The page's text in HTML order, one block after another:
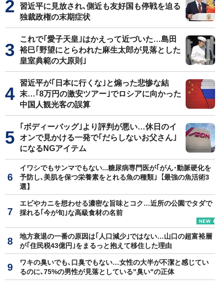
習近平に見放され､側近も友好国も停戦を迫る
独裁政権の末期症状
これで｢愛子天皇｣はかえって近づいた…島田
裕巳｢野望にとらわれた麻生太郎が見落とした
皇室典範の大原則｣
習近平が｢日本に行くな｣と煽った悲惨な結
末…｢8万円の激安ツアー｣でロシアに向かった
中国人観光客の誤算
｢ボディーバッグ｣より評判が悪い…休日のイ
オンで見かける一発で｢だらしないお父さん｣
になるNGアイテム
イワシでもサンマでもない...糖尿病専門医が｢がん･動脈硬化を
予防し､美肌を保つ栄養素をとれる魚の種類｣【最強の魚活術3
選】
エビやカニを想わせる濃密な旨味とコク…近所の公園でタダで
採れる｢今が旬｣な高級食材の名前
地方衰退の一番の原因は｢人口減少｣ではない…山口の超富裕層
が｢住民税43億円｣をまるっと抱えて移住した理由
ワキの臭いでも､口臭でもない…女性の大半が不潔と感じてい
るのに､75%の男性が見落としている"臭い"の正体